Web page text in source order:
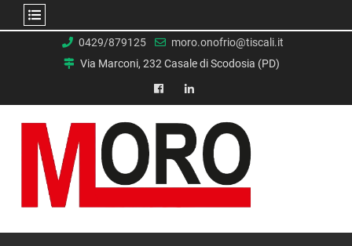
0429/879125
moro.onofrio@tiscali.it
Via Marconi, 232 Casale di Scodosia (PD)
facebookLinkedin